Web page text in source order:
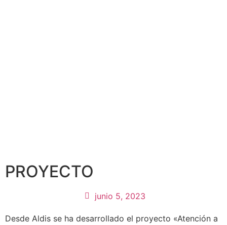
PROYECTO
junio 5, 2023
Desde Aldis se ha desarrollado el proyecto «Atención a